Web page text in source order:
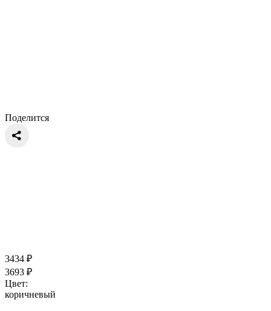
Поделится
3434 ₽
3693 ₽
Цвет:
коричневый